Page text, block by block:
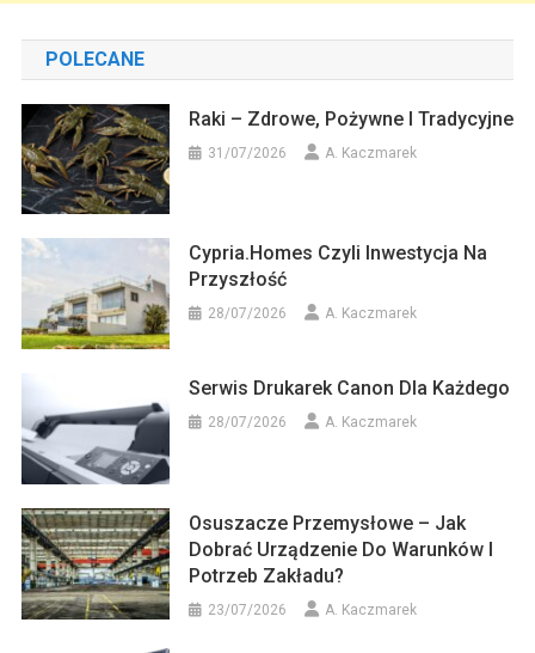
POLECANE
Raki – Zdrowe, Pożywne I Tradycyjne
31/07/2026 A. Kaczmarek
Cypria.homes Czyli Inwestycja Na
Przyszłość
28/07/2026 A. Kaczmarek
Serwis Drukarek Canon Dla Każdego
28/07/2026 A. Kaczmarek
Osuszacze Przemysłowe – Jak
Dobrać Urządzenie Do Warunków I
Potrzeb Zakładu?
23/07/2026 A. Kaczmarek